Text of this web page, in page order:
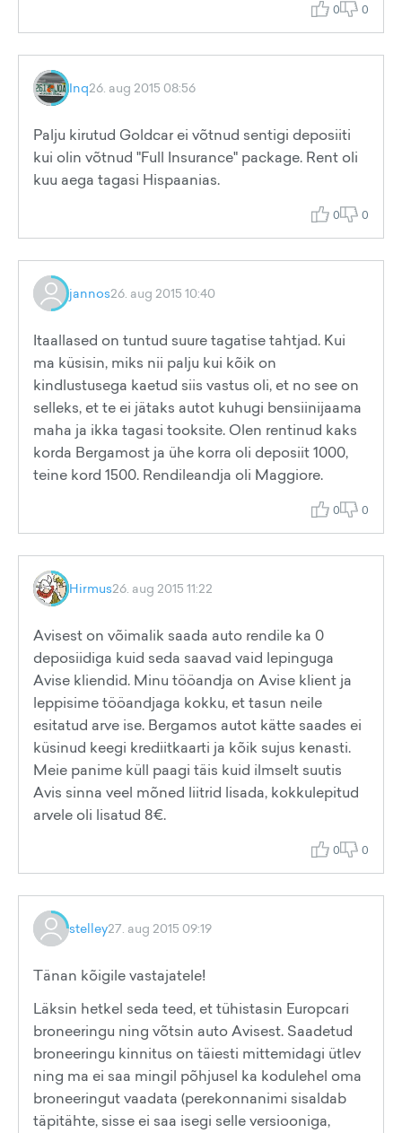
0 0
Inq26. aug 2015 08:56
Palju kirutud Goldcar ei võtnud sentigi deposiiti
kui olin võtnud "Full Insurance" package. Rent oli
kuu aega tagasi Hispaanias.
0 0
jannos26. aug 2015 10:40
Itaallased on tuntud suure tagatise tahtjad. Kui
ma küsisin, miks nii palju kui kõik on
kindlustusega kaetud siis vastus oli, et no see on
selleks, et te ei jätaks autot kuhugi bensiinijaama
maha ja ikka tagasi tooksite. Olen rentinud kaks
korda Bergamost ja ühe korra oli deposiit 1000,
teine kord 1500. Rendileandja oli Maggiore.
0 0
Hirmus26. aug 2015 11:22
Avisest on võimalik saada auto rendile ka 0
deposiidiga kuid seda saavad vaid lepinguga
Avise kliendid. Minu tööandja on Avise klient ja
leppisime tööandjaga kokku, et tasun neile
esitatud arve ise. Bergamos autot kätte saades ei
küsinud keegi krediitkaarti ja kõik sujus kenasti.
Meie panime küll paagi täis kuid ilmselt suutis
Avis sinna veel mõned liitrid lisada, kokkulepitud
arvele oli lisatud 8€.
0 0
stelley27. aug 2015 09:19
Tänan kõigile vastajatele!
Läksin hetkel seda teed, et tühistasin Europcari
broneeringu ning võtsin auto Avisest. Saadetud
broneeringu kinnitus on täiesti mittemidagi ütlev
ning ma ei saa mingil põhjusel ka kodulehel oma
broneeringut vaadata (perekonnanimi sisaldab
täpitähte, sisse ei saa isegi selle versiooniga,